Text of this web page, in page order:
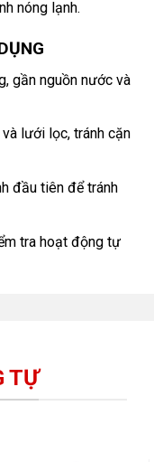
nóng lạnh.
gần nguồn nước và
lưới lọc, tránh cặn
đầu tiên để tránh
tra hoạt động tự
TỰ